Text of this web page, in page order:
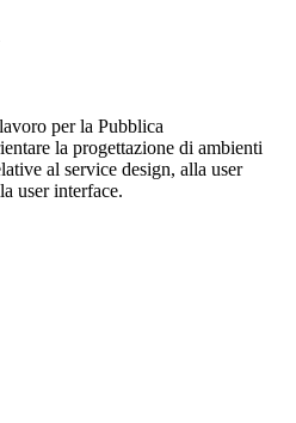
per la Pubblica
la progettazione di ambienti
al service design, alla user
user interface.